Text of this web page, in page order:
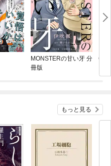
MONSTERの甘い牙 分
冊版
もっと見る